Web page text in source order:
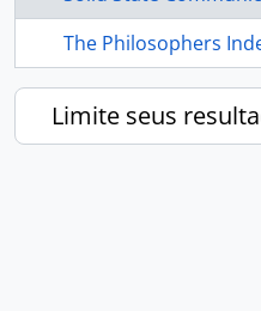
The Philosophers
Limite seus